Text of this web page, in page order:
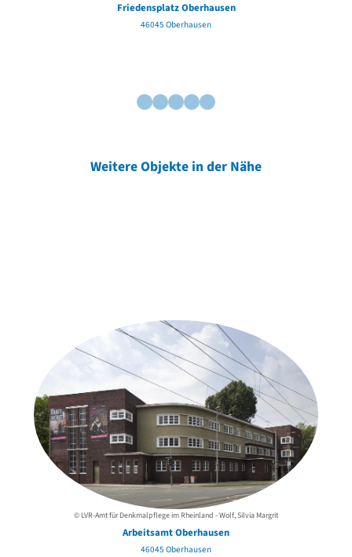
Friedensplatz Oberhausen
46045 Oberhausen
Weitere Objekte in der Nähe
© LVR-Amt für Denkmalpflege im Rheinland - Wolf, Silvia Margrit
Arbeitsamt Oberhausen
46045 Oberhausen